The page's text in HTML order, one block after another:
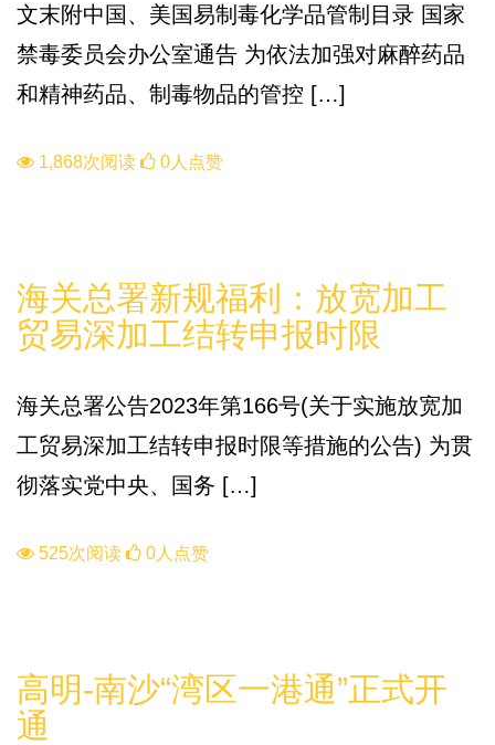
文末附中国、美国易制毒化学品管制目录 国家
禁毒委员会办公室通告 为依法加强对麻醉药品
和精神药品、制毒物品的管控 […]
1,868次阅读 0人点赞
海关总署新规福利：放宽加工
贸易深加工结转申报时限
海关总署公告2023年第166号(关于实施放宽加
工贸易深加工结转申报时限等措施的公告) 为贯
彻落实党中央、国务 […]
525次阅读 0人点赞
高明-南沙“湾区一港通”正式开
通